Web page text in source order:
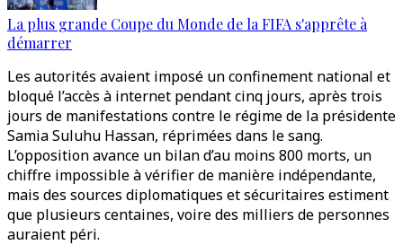
La plus grande Coupe du Monde de la FIFA s'apprête à
démarrer
Les autorités avaient imposé un confinement national et
bloqué l’accès à internet pendant cinq jours, après trois
jours de manifestations contre le régime de la présidente
Samia Suluhu Hassan, réprimées dans le sang.
L’opposition avance un bilan d’au moins 800 morts, un
chiffre impossible à vérifier de manière indépendante,
mais des sources diplomatiques et sécuritaires estiment
que plusieurs centaines, voire des milliers de personnes
auraient péri.